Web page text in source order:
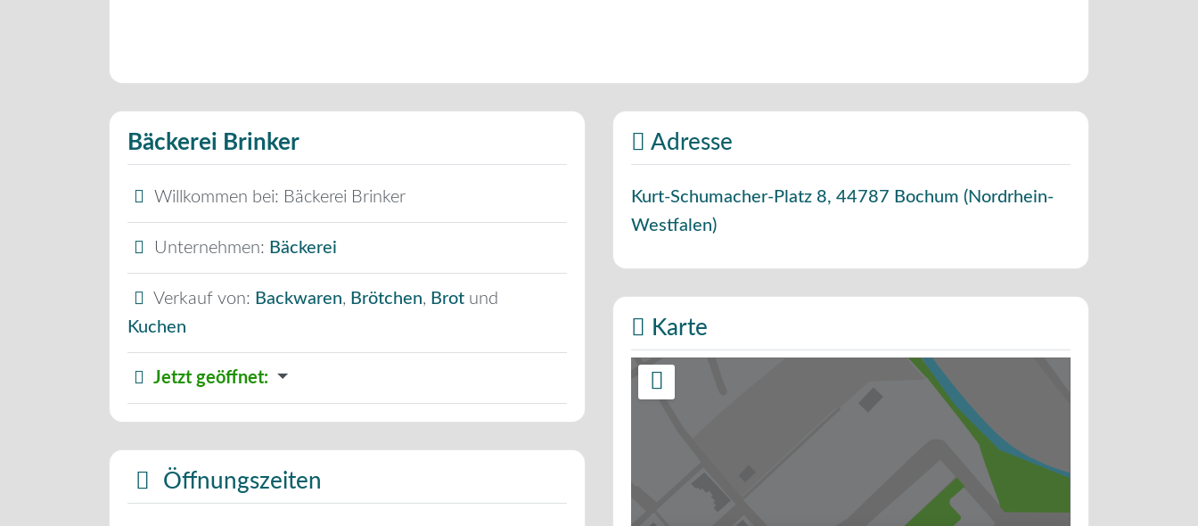
Bäckerei Brinker
Willkommen bei: Bäckerei Brinker
Unternehmen: Bäckerei
Verkauf von: Backwaren, Brötchen, Brot und
Kuchen
Jetzt geöffnet:
Öffnungszeiten
Adresse
Kurt-Schumacher-Platz 8, 44787 Bochum ( Nordrhein-
Westfalen)
Karte